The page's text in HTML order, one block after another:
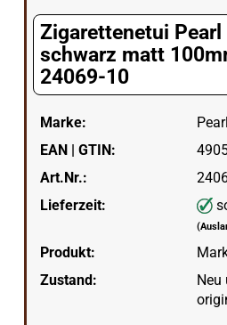
Zigarettenetui Pearl
schwarz matt
24069-10
Marke:
Pearl
EAN | GTIN:
Art.Nr.:
Lieferzeit:
Produkt:
Zustand:
Neu